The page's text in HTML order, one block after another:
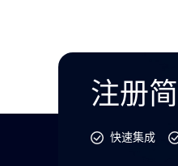
注册
快速集成